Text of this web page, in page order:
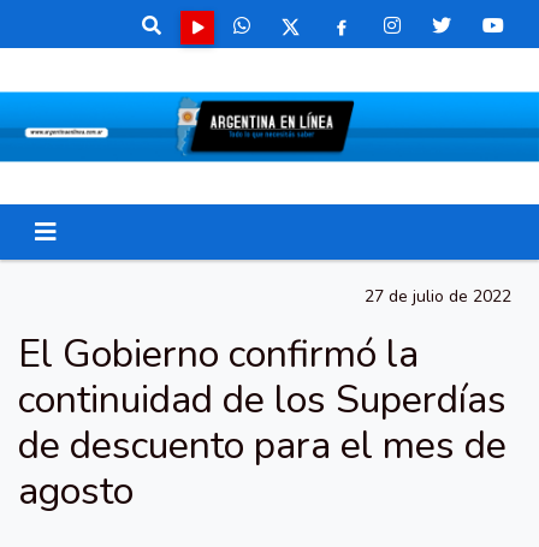
27 de julio de 2022
El Gobierno confirmó la
continuidad de los Superdías
de descuento para el mes de
agosto